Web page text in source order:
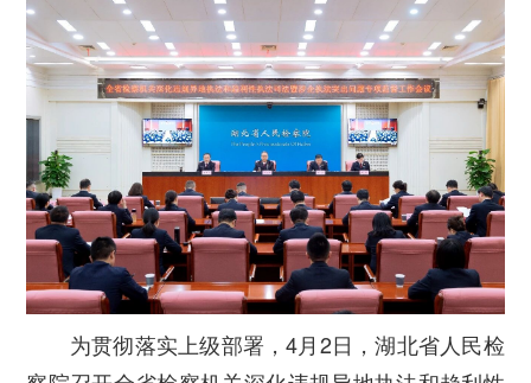
为贯彻落实上级部署，4月2日，湖北省人民检